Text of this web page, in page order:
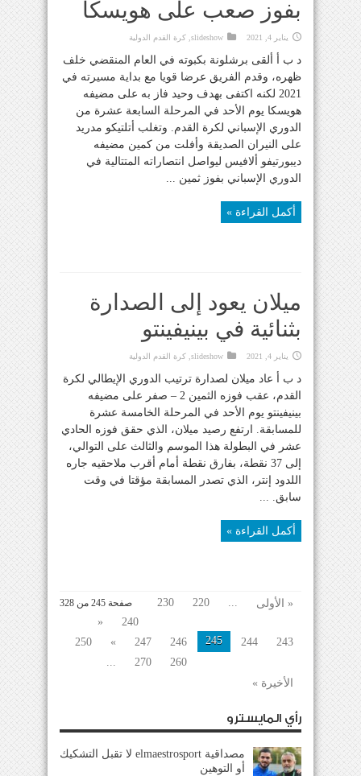
بفوز صعب على هويسكا
يناير 4, 2021 slideshow كرة القدم الدولية
د ب أ ألقى برشلونة بكبوته في العام المنقضي خلف
ظهره، وقدم الفريق عرضا قويا مع بداية مسيرته في
2021 لكنه اكتفى بهدف وحيد فاز به على مضيفه
هويسكا يوم الأحد في المرحلة السابعة عشرة من
الدوري الإسباني لكرة القدم. وتغلب أتلتيكو مدريد
على النيران الصديقة وأفلت من كمين مضيفه
ديبورتيفو ألافيس ليواصل انتصاراته المتتالية في
الدوري الإسباني بفوز ثمين ...
أكمل القراءة »
ميلان يعود إلى الصدارة
بثنائية في بينيفينتو
يناير 4, 2021 slideshow كرة القدم الدولية
د ب أ عاد ميلان لصدارة ترتيب الدوري الإيطالي لكرة
القدم، عقب فوزه الثمين 2 – صفر على مضيفه
بينيفينتو يوم الأحد في المرحلة الخامسة عشرة
للمسابقة. ارتفع رصيد ميلان، الذي حقق فوزه الحادي
عشر في البطولة هذا الموسم والثالث على التوالي،
إلى 37 نقطة، بفارق نقطة أمام أقرب ملاحقيه جاره
اللدود إنتر، الذي تصدر المسابقة مؤقتا في وقت
سابق. ...
أكمل القراءة »
صفحة 245 من 328 « الأولى ...
220
230
240
«
243
244
245
246
247
»
250
260
270
...
الأخيرة »
رأي المايسترو
مصداقية elmaestrosport لا تقبل التشكيك
أو التوهين